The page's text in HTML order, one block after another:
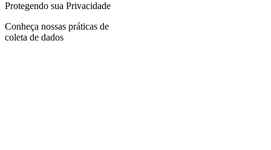
Protegendo sua Privacidade
Conheça nossas práticas de
coleta de dados